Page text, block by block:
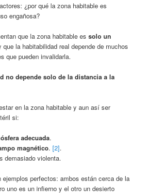
¿por qué la zona habitable es
engañosa?
que la zona habitable essolo un
que la habitabilidad real depende de muchos
que pueden invalidarla.
no depende solo de la distancia a la
en la zona habitable y aun así ser
si:
adecuada.
magnético. [2].
demasiado violenta.
ejemplos perfectos: ambos están cerca de la
uno es un infierno y el otro un desierto